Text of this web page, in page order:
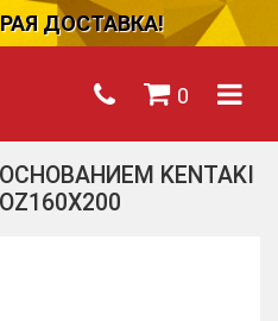
ДОСТАВКА!
0
KENTAKI